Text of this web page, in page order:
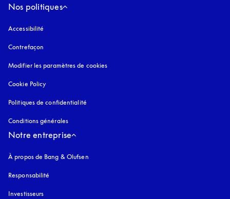
Nos politiques
Accessibilité
Contrefaçon
Modifier les paramètres de cookies
Cookie Policy
Politiques de confidentialité
Conditions générales
Notre entreprise
À propos de Bang & Olufsen
Responsabilité
Investisseurs